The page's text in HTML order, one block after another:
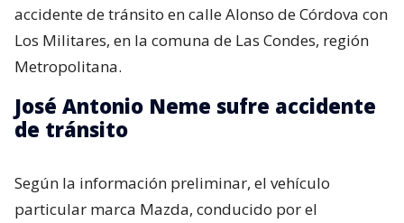
accidente de tránsito en calle Alonso de Córdova con
Los Militares, en la comuna de Las Condes, región
Metropolitana.
José Antonio Neme sufre accidente
de tránsito
Según la información preliminar, el vehículo
particular marca Mazda, conducido por el